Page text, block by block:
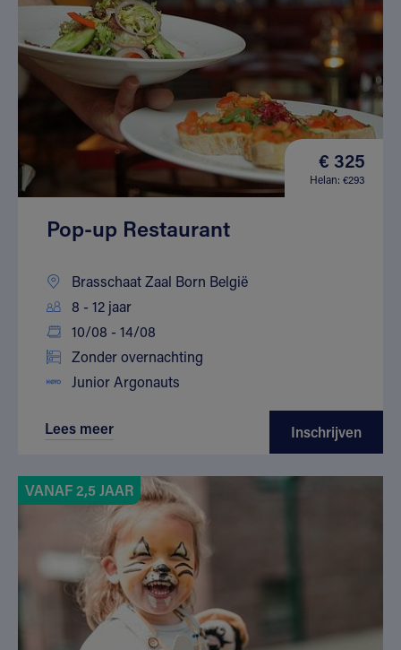
€ 325
Helan: €293
Pop-up Restaurant
Brasschaat Zaal Born België
8 - 12 jaar
10/08 - 14/08
Zonder overnachting
Junior Argonauts
Lees meer Inschrijven
VANAF 2,5 JAAR